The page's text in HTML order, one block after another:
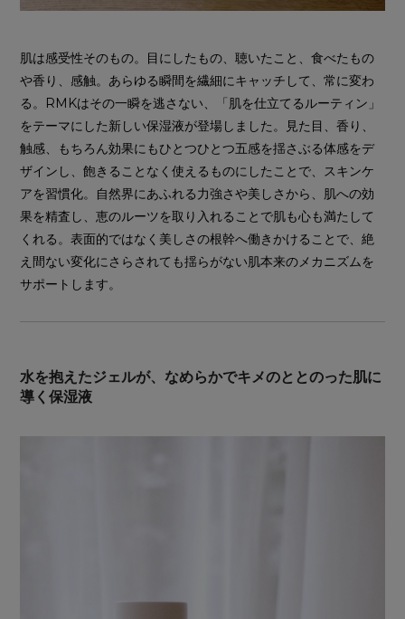
肌は感受性そのもの。目にしたもの、聴いたこと、食べたもの
や香り、感触。あらゆる瞬間を繊細にキャッチして、常に変わ
る。RMKはその一瞬を逃さない、「肌を仕立てるルーティン」
をテーマにした新しい保湿液が登場しました。見た目、香り、
触感、もちろん効果にもひとつひとつ五感を揺さぶる体感をデ
ザインし、飽きることなく使えるものにしたことで、スキンケ
アを習慣化。自然界にあふれる力強さや美しさから、肌への効
果を精査し、恵のルーツを取り入れることで肌も心も満たして
くれる。表面的ではなく美しさの根幹へ働きかけることで、絶
え間ない変化にさらされても揺らがない肌本来のメカニズムを
サポートします。
水を抱えたジェルが、なめらかでキメのととのった肌に
導く保湿液